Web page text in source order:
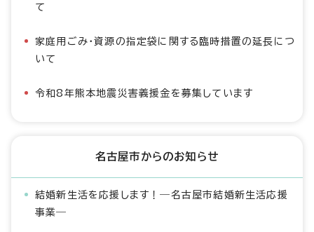
て
家庭用ごみ・資源の指定袋に関する臨時措置の延長につ
いて
令和8年熊本地震災害義援金を募集しています
名古屋市からのお知らせ
結婚新生活を応援します！―名古屋市結婚新生活応援
事業―